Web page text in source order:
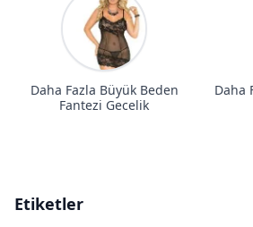
Daha Fazla Büyük Beden
Fantezi Gecelik
Daha
Etiketler